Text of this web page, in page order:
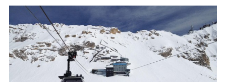
Projekts Wildretter (2008-2011) inne hatte, werden
damit auch die Partner CLAAS Saulgau GmbH
(Projektkoordination), ISA Industrieelektronik GmbH
sowie die Arbeitsgruppen im Fachgebiet
Höchstfrequenztechnik (TU München) und im Institut
für Agrartechnik (Uni Hohenheim) geehrt.